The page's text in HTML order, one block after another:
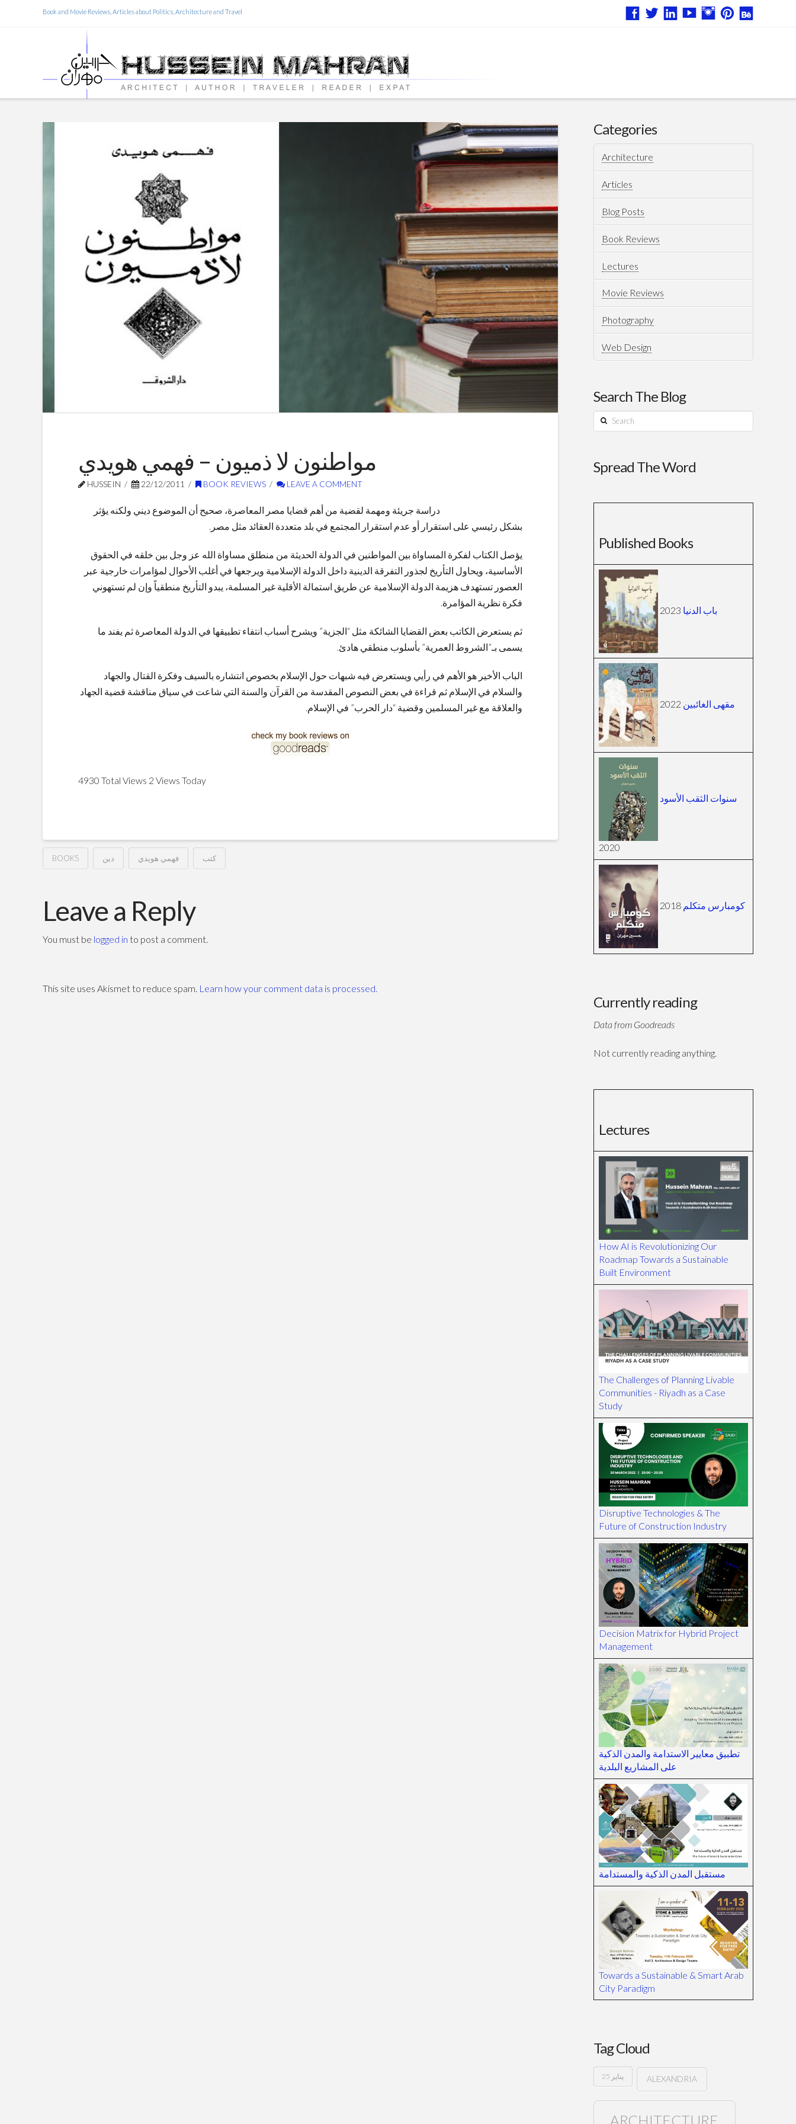
Book and Movie Reviews, Articles about Politics, Architecture and Travel
مواطنون لا ذميون – فهمي هويدي
HUSSEIN 22/12/2011 BOOK REVIEWS LEAVE A COMMENT
دراسة جريئة ومهمة لقضية من أهم قضايا مصر المعاصرة، صحيح أن الموضوع ديني ولكنه يؤثر
بشكل رئيسي على استقرار أو عدم استقرار المجتمع في بلد متعددة العقائد مثل مصر.
يؤصل الكتاب لفكرة المساواة بين المواطنين في الدولة الحديثة من منطلق مساواة الله عز وجل بين خلقه في الحقوق
الأساسية، ويحاول التأريخ لجذور التفرقة الدينية داخل الدولة الإسلامية ويرجعها في أغلب الأحوال لمؤامرات خارجية عبر
العصور تستهدف هزيمة الدولة الإسلامية عن طريق استمالة الأقلية غير المسلمة، يبدو التأريخ منطقياً وإن لم تستهوني
فكرة نظرية المؤامرة.
ثم يستعرض الكاتب بعض القضايا الشائكة مثل “الجزية” ويشرح أسباب انتفاء تطبيقها في الدولة المعاصرة ثم يفند ما
يسمى بـ”الشروط العمرية” بأسلوب منطقي هادئ.
الباب الأخير هو الأهم في رأيي ويستعرض فيه شبهات حول الإسلام بخصوص انتشاره بالسيف وفكرة القتال والجهاد
والسلام في الإسلام ثم قراءة في بعض النصوص المقدسة من القرآن والسنة التي شاعت في سياق مناقشة قضية الجهاد
والعلاقة مع غير المسلمين وقضية “دار الحرب” في الإسلام.
4930 Total Views 2 Views Today
BOOKS دين فهمي هويدي كتب
لا
ذميون
فهمي
Leave a Reply
You must be logged in to post a comment.
This site uses Akismet to reduce spam. Learn how your comment data is processed.
Categories
Architecture
Articles
Blog Posts
Book Reviews
Lectures
Movie Reviews
Photography
Web Design
Search The Blog
Search
Spread The Word
Published Books
باب الدنيا
مقهى الغائبين
سنوات الثقب الأسود
2020
كومبارس متكلم 2018
Currently reading
Data from Goodreads
Not currently reading anything.
Lectures
How AI is Revolutionizing Our
Roadmap Towards a Sustainable
Built Environment
The Challenges of Planning Livable
Communities - Riyadh as a Case
Study
Disruptive Technologies & The
Future of Construction Industry
Decision Matrix for Hybrid Project
Management
تطبيق معايير الاستدامة والمدن الذكية
على المشاريع البلدية
مستقبل المدن الذكية والمستدامة
Towards a Sustainable & Smart Arab
City Paradigm
Tag Cloud
25 يناير ALEXANDRIA
ARCHITECTURE